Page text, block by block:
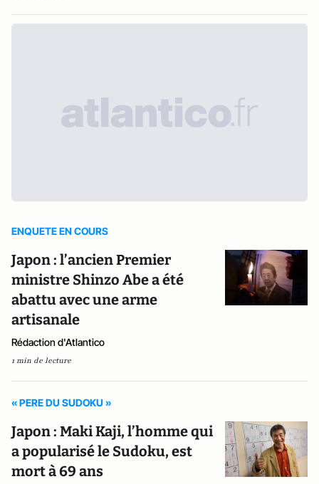
ENQUETE EN COURS
Japon : l’ancien Premier
ministre Shinzo Abe a été
abattu avec une arme
artisanale
Rédaction d'Atlantico
1 min de lecture
« PERE DU SUDOKU »
Japon : Maki Kaji, l’homme qui
a popularisé le Sudoku, est
mort à 69 ans